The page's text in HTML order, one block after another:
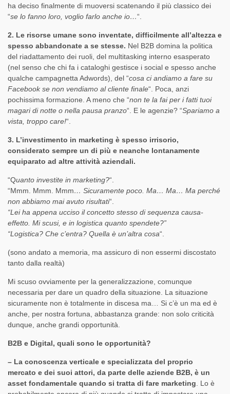
ha deciso finalmente di muoversi scatenando il più classico dei
“se lo fanno loro, voglio farlo anche io…“.
2. Le risorse umane sono inventate, difficilmente all’altezza e
spesso abbandonate a se stesse. Nel B2B domina la politica
del riadattamento dei ruoli, del multitasking interno esasperato
(nel senso che chi fa i cataloghi gestisce i social e spesso anche
qualche campagnetta Adwords), del “cosa ci andiamo a fare su
Facebook se non vendiamo al cliente finale“. Poca, anzi
pochissima formazione. A meno che “non te la fai per i fatti tuoi
magari di notte o nella pausa pranzo“. E le agenzie? “Spariamo a
vista, troppo care!“.
3. L’investimento in marketing è spesso irrisorio,
considerato sempre un di più e neanche lontanamente
equiparato ad altre attività aziendali.
“Quanto investite in marketing?“.
“Mmm. Mmm. Mmm… Sicuramente poco. Ma… Ma… Ma perché
non abbiamo mai avuto risultati“.
“Lei ha appena ucciso il concetto stesso di sequenza causa-
effetto. Mi scusi, e in logistica quanto spendete?”
“Logistica? Che c’entra? Quella è un’altra cosa“.
(sono andato a memoria, ma assicuro di non essermi discostato
tanto dalla realtà)
Mi scuso ovviamente per la generalizzazione, comunque
necessaria per dare un quadro della situazione. La situazione
sicuramente non è totalmente in discesa ma… Si c’è un ma ed è
anche, per nostra fortuna, abbastanza grande: non solo criticità
dunque, anche grandi opportunità.
B2B e Digital, quali sono le opportunità?
– La conoscenza verticale e specializzata del proprio
mercato e dei suoi attori, da parte delle aziende B2B, è un
asset fondamentale quando si tratta di fare marketing. Lo è